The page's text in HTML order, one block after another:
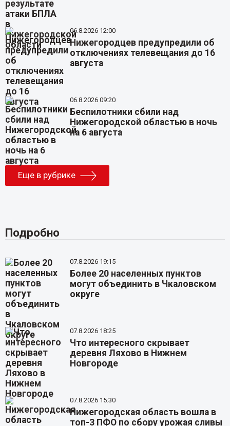
06.8.2026 12:00
Нижегородцев предупредили об
отключениях телевещания до 16
августа
06.8.2026 09:20
Беспилотники сбили над
Нижегородской областью в ночь
на 6 августа
Еще в рубрике
Подробно
07.8.2026 19:15
Более 20 населенных пунктов
могут объединить в Чкаловском
округе
07.8.2026 18:25
Что интересного скрывает
деревня Ляхово в Нижнем
Новгороде
07.8.2026 15:30
Нижегородская область вошла в
топ-3 ПФО по сбору урожая сливы